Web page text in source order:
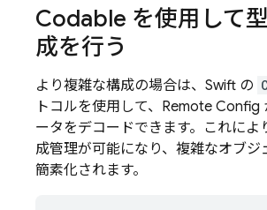
Codable を使用して
成を行う
より複雑な構成の場合は、Swift の
トコルを使用して、 Remote Config
ータをデコードできます。これによ
成管理が可能になり、複雑なオブジ
簡素化されます。